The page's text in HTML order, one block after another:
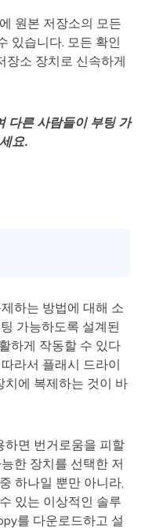
원본 저장소의 모든
있습니다. 모든 확인
장소 장치로 신속하게
다른 사람들이 부팅 가
요.
하는 방법에 대해 소
가능하도록 설계된
하게 작동할 수 있다
라서 플래시 드라이
치에 복제하는 것이 바
하면 번거로움을 피할
한 장치를 선택한 저
하나일 뿐만 아니라,
있는 이상적인 솔루
를 다운로드하고 설